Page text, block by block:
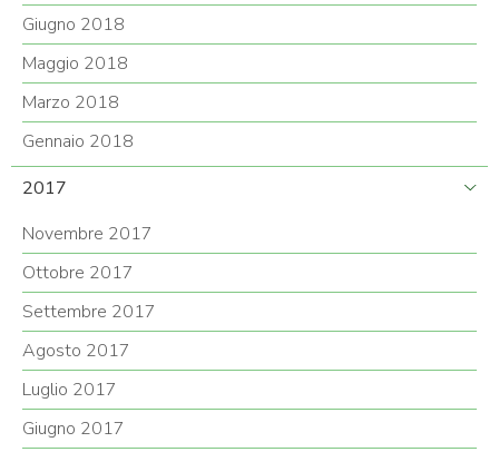
Giugno 2018
Maggio 2018
Marzo 2018
Gennaio 2018
2017
Novembre 2017
Ottobre 2017
Settembre 2017
Agosto 2017
Luglio 2017
Giugno 2017